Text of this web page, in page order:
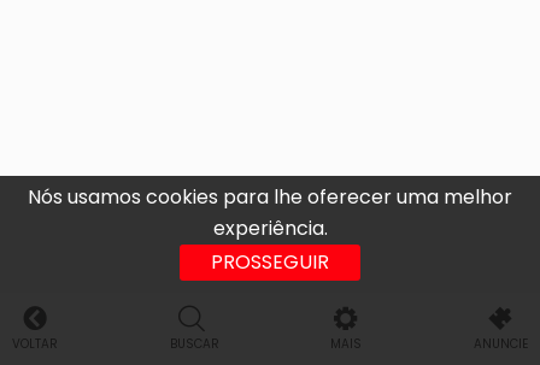
Nós usamos cookies para lhe oferecer uma melhor
experiência.
PROSSEGUIR
VOLTAR BUSCAR MAIS ANUNCIE